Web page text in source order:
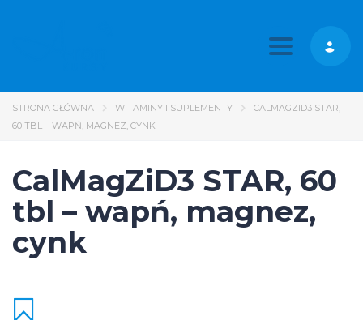
Toggle
STRONA GŁÓWNA WITAMINY I SUPLEMENTY
CALMAGZID3 STAR,
60 TBL – WAPŃ, MAGNEZ, CYNK
CalMagZiD3 STAR, 60
tbl – wapń, magnez,
cynk